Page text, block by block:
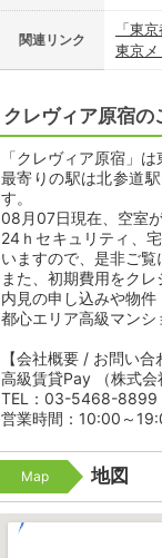
関連リンク
「東
東京
クレヴィア原宿の
「クレヴィア原宿」
最寄りの駅は北参道
す。
08月07日現在、空室
24ｈセキュリティ、
いますので、是非ご覧
また、初期費用をク
内見の申し込みや物件
都心エリア高級マンシ
【会社概要 / お問い合
高級賃貸Pay （株式会
TEL：03-5468-8899
営業時間：10:00～
Map 地図